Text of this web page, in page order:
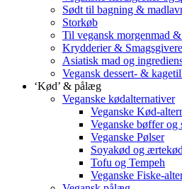
Sødt til bagning &
Storkøb
Til vegansk morgenmad
Krydderier & Smagsgivere
Asiatisk mad og
Vegansk dessert- &
‘Kød’ & pålæg
Veganske kødalternativer
Veganske Kød-
Veganske bøffer og
Veganske Pølser
Soyakød og ærtekød
Tofu og Tempeh
Veganske Fiske-